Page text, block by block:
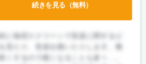
的に毎回スクリーンで音楽に関するビ
続きを見る（無料）